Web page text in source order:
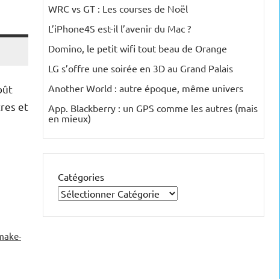
et
WRC vs GT : Les courses de Noël
L’iPhone4S est-il l’avenir du Mac ?
Domino, le petit wifi tout beau de Orange
LG s’offre une soirée en 3D au Grand Palais
Another World : autre époque, même univers
App. Blackberry : un GPS comme les autres (mais
en mieux)
Catégories